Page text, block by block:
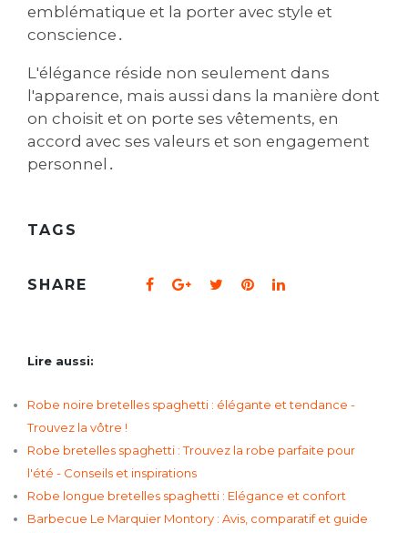
emblématique et la porter avec style et
conscience․
L'élégance réside non seulement dans
l'apparence‚ mais aussi dans la manière dont
on choisit et on porte ses vêtements‚ en
accord avec ses valeurs et son engagement
personnel․
TAGS
SHARE
Lire aussi:
Robe noire bretelles spaghetti : élégante et tendance -
Trouvez la vôtre !
Robe bretelles spaghetti : Trouvez la robe parfaite pour
l'été - Conseils et inspirations
Robe longue bretelles spaghetti : Elégance et confort
Barbecue Le Marquier Montory : Avis, comparatif et guide